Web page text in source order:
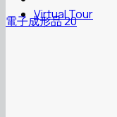
Virtual Tour
電子成形品 20